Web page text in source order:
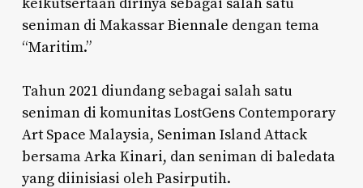
seniman di Makassar Biennale dengan tema
“Maritim.”
Tahun 2021 diundang sebagai salah satu
seniman di komunitas LostGens Contemporary
Art Space Malaysia, Seniman Island Attack
bersama Arka Kinari, dan seniman di baledata
yang diinisiasi oleh Pasirputih.